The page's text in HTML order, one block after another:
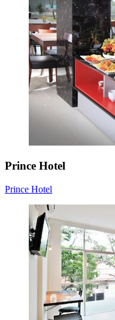
Prince Hotel
Prince Hotel